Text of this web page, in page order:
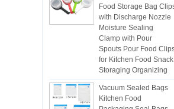
with Discharge Nozzle
Moisture Sealing
Clamp with Pour
Spouts Pour Food Clips
for Kitchen Food Snack
Storaging Organizing
Vacuum Sealed Bags
Kitchen Food
Packaging Seal Bags